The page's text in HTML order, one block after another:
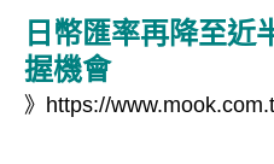
日幣匯率再降至近
握機會
》 https://